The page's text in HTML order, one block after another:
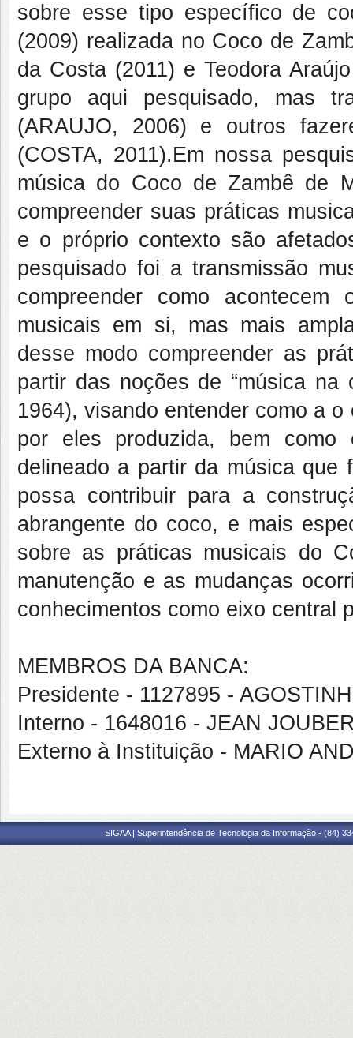
sobre esse tipo específico de
(2009) realizada no Coco de
da Costa (2011) e Teodora
grupo aqui pesquisado, mas
(ARAUJO, 2006) e outros
(COSTA, 2011).Em nossa
música do Coco de Zambê de
compreender suas práticas
e o próprio contexto são
pesquisado foi a transmissão
compreender como
musicais em si, mas mais
desse modo compreender as
partir das noções de “música na
1964), visando entender como a
por eles produzida, bem
delineado a partir da música que
possa contribuir para a
abrangente do coco, e mais
sobre as práticas musicais do
manutenção e as mudanças
conhecimentos como eixo central
MEMBROS DA BANCA:
Presidente - 1127895 -
Interno - 1648016 - JEAN
Externo à Instituição - MARIO
SIGAA | Superintendência de Tecnologia da Informação - (84)